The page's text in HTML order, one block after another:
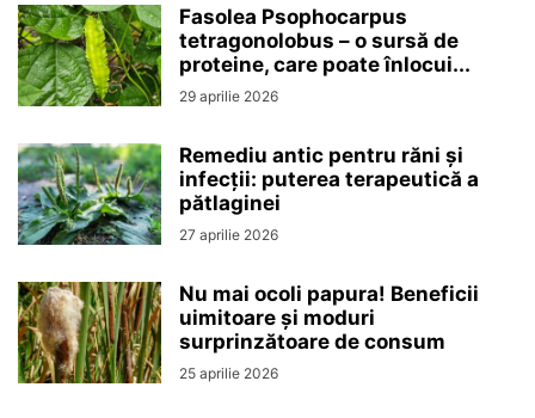
Fasolea Psophocarpus
tetragonolobus – o sursă de
proteine, care poate înlocui...
29 aprilie 2026
Remediu antic pentru răni și
infecții: puterea terapeutică a
pătlaginei
27 aprilie 2026
Nu mai ocoli papura! Beneficii
uimitoare și moduri
surprinzătoare de consum
25 aprilie 2026